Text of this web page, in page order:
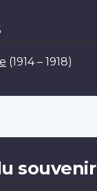
(1914 – 1918)
souvenir